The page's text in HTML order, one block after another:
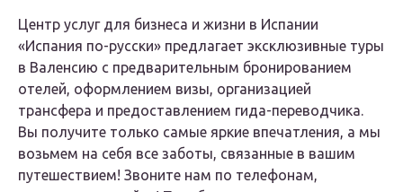
Центр услуг для бизнеса и жизни в Испании
«Испания по-русски» предлагает эксклюзивные туры
в Валенсию с предварительным бронированием
отелей, оформлением визы, организацией
трансфера и предоставлением гида-переводчика.
Вы получите только самые яркие впечатления, а мы
возьмем на себя все заботы, связанные в вашим
путешествием! Звоните нам по телефонам,